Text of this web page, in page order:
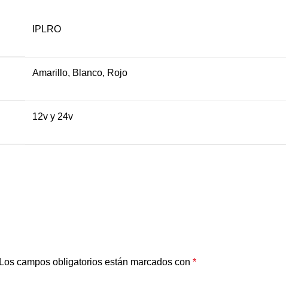
IPLRO
Amarillo, Blanco, Rojo
12v y 24v
Los campos obligatorios están marcados con *